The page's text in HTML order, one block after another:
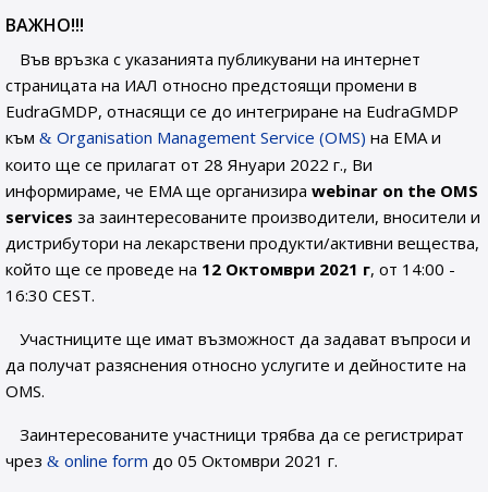
ВАЖНО!!!
Във връзка с указанията публикувани на интернет
страницата на ИАЛ относно предстоящи промени в
EudraGMDP, отнасящи се до интегриране на EudraGMDP
към
Organisation Management Service (OMS) на EMA и
които ще се прилагат от 28 Януари 2022 г., Ви
информираме, че EMA ще организира webinar on the OMS
services за заинтересованите производители, вносители и
дистрибутори на лекарствени продукти/активни вещества,
който ще се проведе на 12 Октомври 2021 г, от 14:00 -
16:30 CEST.
Участниците ще имат възможност да задават въпроси и
да получат разяснения относно услугите и дейностите на
OMS.
Заинтересованите участници трябва да се регистрират
чрез
online form до 05 Октомври 2021 г.